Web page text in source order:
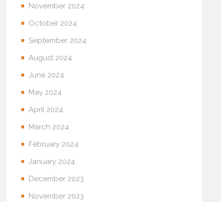
November 2024
October 2024
September 2024
August 2024
June 2024
May 2024
April 2024
March 2024
February 2024
January 2024
December 2023
November 2023